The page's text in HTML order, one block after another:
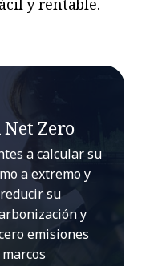
y rentable.
Zero
a calcular su
a extremo y
su
y
emisiones